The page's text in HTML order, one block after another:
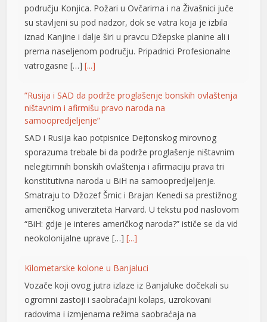
području Konjica. Požari u Ovčarima i na Živašnici juče
su stavljeni su pod nadzor, dok se vatra koja je izbila
iznad Kanjine i dalje širi u pravcu Džepske planine ali i
prema naseljenom području. Pripadnici Profesionalne
vatrogasne […][...]
”Rusija i SAD da podrže proglašenje bonskih ovlaštenja
ništavnim i afirmišu pravo naroda na
samoopredjeljenje”
SAD i Rusija kao potpisnice Dejtonskog mirovnog
sporazuma trebale bi da podrže proglašenje ništavnim
nelegitimnih bonskih ovlaštenja i afirmaciju prava tri
konstitutivna naroda u BiH na samoopredjeljenje.
Smatraju to Džozef Šmic i Brajan Kenedi sa prestižnog
američkog univerziteta Harvard. U tekstu pod naslovom
“BiH: gdje je interes američkog naroda?” ističe se da vid
neokolonijalne uprave […][...]
Kilometarske kolone u Banjaluci
Vozače koji ovog jutra izlaze iz Banjaluke dočekali su
ogromni zastoji i saobraćajni kolaps, uzrokovani
radovima i izmjenama režima saobraćaja na